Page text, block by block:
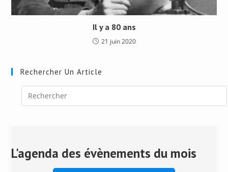
Il y a 80 ans
21 juin 2020
Rechercher Un Article
close
L'agenda des évènements du mois